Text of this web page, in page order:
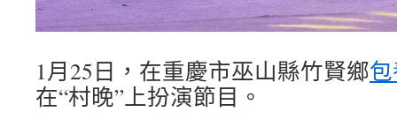
1月25日，在重慶市巫山縣竹賢鄉
在“村晚”上扮演節目。